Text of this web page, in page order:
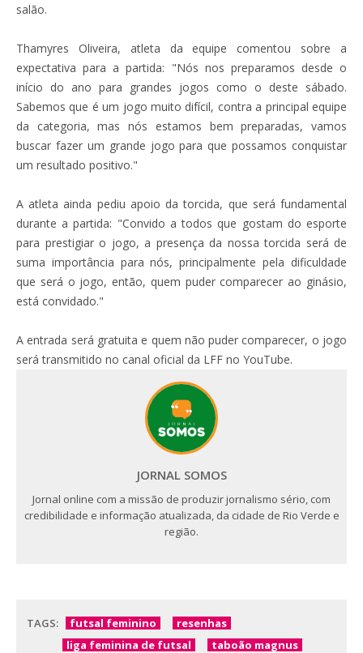
salão.
Thamyres Oliveira, atleta da equipe comentou sobre a
expectativa para a partida: "Nós nos preparamos desde o
início do ano para grandes jogos como o deste sábado.
Sabemos que é um jogo muito difícil, contra a principal equipe
da categoria, mas nós estamos bem preparadas, vamos
buscar fazer um grande jogo para que possamos conquistar
um resultado positivo."
A atleta ainda pediu apoio da torcida, que será fundamental
durante a partida: "Convido a todos que gostam do esporte
para prestigiar o jogo, a presença da nossa torcida será de
suma importância para nós, principalmente pela dificuldade
que será o jogo, então, quem puder comparecer ao ginásio,
está convidado."
A entrada será gratuita e quem não puder comparecer, o jogo
será transmitido no canal oficial da LFF no YouTube.
JORNAL SOMOS
Jornal online com a missão de produzir jornalismo sério, com
credibilidade e informação atualizada, da cidade de Rio Verde e
região.
TAGS: futsal feminino
resenhas
liga feminina de futsal
taboão magnus